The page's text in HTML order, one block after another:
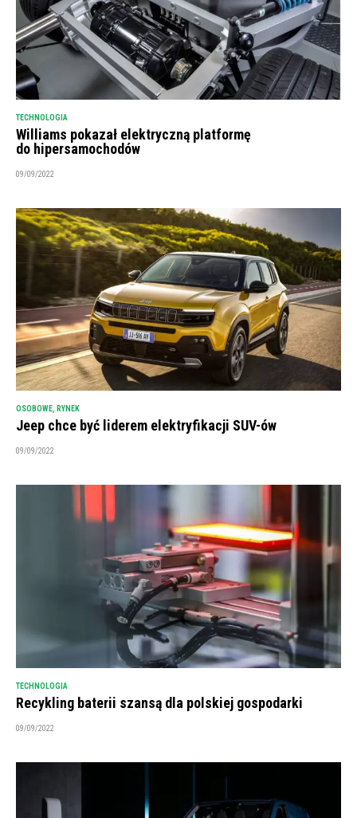
TECHNOLOGIA
Williams pokazał elektryczną platformę
do hipersamochodów
09/09/2022
OSOBOWE, RYNEK
Jeep chce być liderem elektryfikacji SUV-ów
09/09/2022
TECHNOLOGIA
Recykling baterii szansą dla polskiej gospodarki
09/09/2022